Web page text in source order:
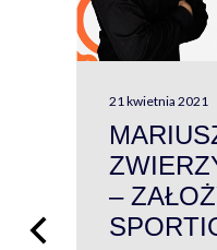
21 kwietnia 2021
–